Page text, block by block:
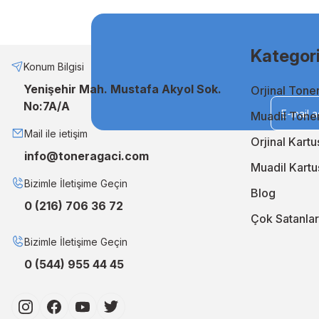
Bütçenizi zorlamadan kaliteli baskılar almak istiyorsanız,
etmenin en akıllı yoludur. Uzun ömürlü ve stabil performansı
Neden TonerAğacı?
TonerAğacı, müşteri memnuniyeti odaklı hizmet
geliştiriyor, siparişlerinizi en kısa sürede kapınıza
En iyi orjinal ve muadil çözümler için TonerAğacı'nı ziyaret
Konum Bilgisi
Yenişehir Mah. Mustafa Akyol Sok.
No:7A/A
Mail ile ietişim
info@toneragaci.com
Bizimle İletişime Geçin
0 (216) 706 36 72
Bizimle İletişime Geçin
0 (544) 955 44 45
Orjinal
Muadil
Orjinal
Muadil
Blog
Çok Satanlar